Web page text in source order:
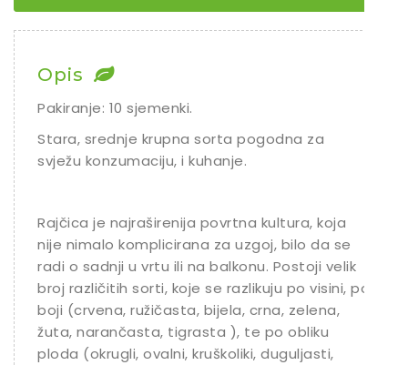
Opis
Pakiranje: 10 sjemenki.
Stara, srednje krupna sorta pogodna za
svježu konzumaciju, i kuhanje.
Rajčica je najraširenija povrtna kultura, koja
nije nimalo komplicirana za uzgoj, bilo da se
radi o sadnji u vrtu ili na balkonu. Postoji velik
broj različitih sorti, koje se razlikuju po visini, po
boji (crvena, ružičasta, bijela, crna, zelena,
žuta, narančasta, tigrasta ), te po obliku
ploda (okrugli, ovalni, kruškoliki, duguljasti,